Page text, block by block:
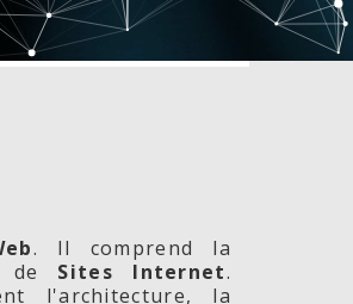
. Il comprend la
Sites Internet.
l'architecture, la